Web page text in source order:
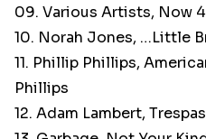
09. Various Artists, Now
10. Norah Jones, …Little
11. Phillip Phillips,
Phillips
12. Adam Lambert,